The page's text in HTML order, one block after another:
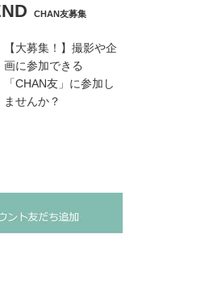
CHAN友募集
【大募集！】撮影や企
画に参加できる
「CHAN友」に参加し
ませんか？